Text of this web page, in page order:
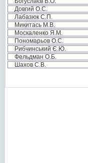
Довгий О.С.
Лабазюк С.П.
Микитась М.В.
Москаленко Я.М.
Пономарьов О.С.
Рибчинський Є.Ю.
Фельдман О.Б.
Шахов С.В.